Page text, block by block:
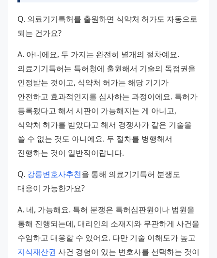
Q. 의료기기특허를 출원하면 식약처 허가도 자동으로
되는 건가요?
A. 아니에요, 두 가지는 완전히 별개의 절차예요.
의료기기특허는 특허청에 출원해서 기술의 독점권을
인정받는 것이고, 식약처 허가는 해당 기기가
안전하고 효과적인지를 심사하는 과정이에요. 특허가
등록됐다고 해서 시판이 가능해지는 게 아니고,
식약처 허가를 받았다고 해서 경쟁사가 같은 기술을
쓸 수 없는 것도 아니에요. 두 절차를 병행해서
진행하는 것이 일반적이랍니다.
Q. 강릉변호사추천을 통해 의료기기특허 분쟁도
대응이 가능한가요?
A. 네, 가능해요. 특허 분쟁은 특허심판원이나 법원을
통해 진행되는데, 대리인의 소재지와 무관하게 사건을
지식재산권 사건 경험이 있는 변호사를 선택하는 것이